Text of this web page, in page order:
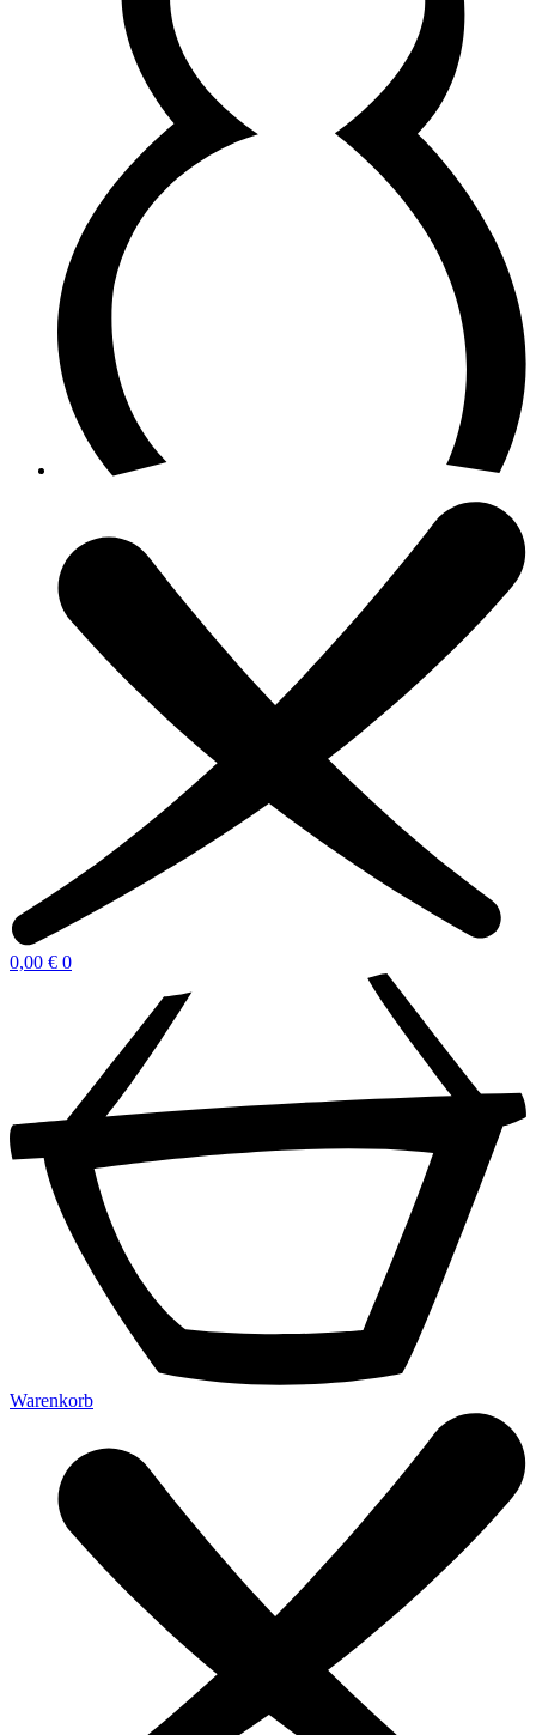
0,00 € 0
Warenkorb